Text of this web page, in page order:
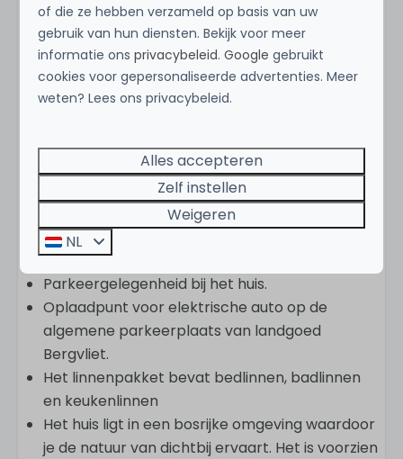
Voor een bourgondisch dagje uit zijn Breda en
Den Hout perfect. Breda, met haar gezellige
terrassen en winkels, ligt op slechts 10 minuten
rijden. In Den Hout vind je Koeckershuis, een
kleintjes.
Goed om te weten
Uitsluitend elektrische barbecue toegestaan
(zelf meenemen).
Parkeergelegenheid bij het huis.
Oplaadpunt voor elektrische auto op de
algemene parkeerplaats van landgoed
Bergvliet.
Het linnenpakket bevat bedlinnen, badlinnen
en keukenlinnen
Het huis ligt in een bosrijke omgeving waardoor
je de natuur van dichtbij ervaart. Het is voorzien
of die ze hebben verzameld op basis van uw
gebruik van hun diensten. Bekijk voor meer
informatie onsprivacybeleid.Google gebruikt
cookies voor gepersonaliseerde advertenties. Meer
weten? Lees ons privacybeleid.
Alles accepteren
Zelf instellen
Weigeren
NL